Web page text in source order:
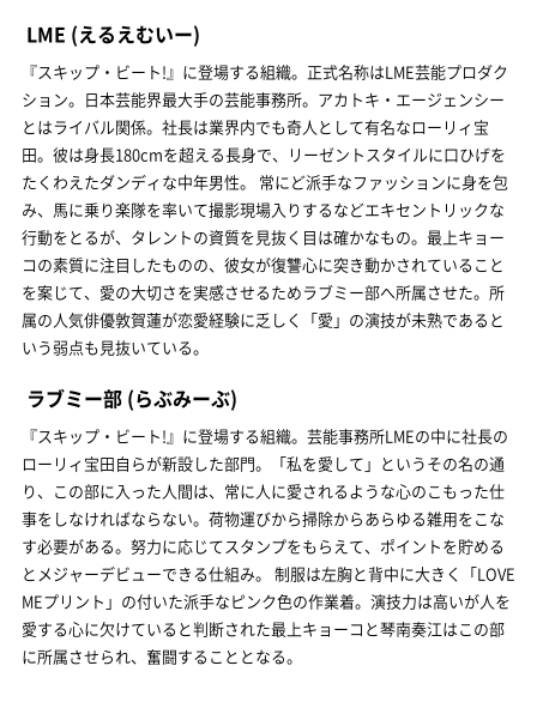
LME (えるえむいー)
『スキップ・ビート!』に登場する組織。正式名称はLME芸能プロダク
ション。日本芸能界最大手の芸能事務所。アカトキ・エージェンシー
とはライバル関係。社長は業界内でも奇人として有名なローリィ宝
田。彼は身長180cmを超える長身で、リーゼントスタイルに口ひげを
たくわえたダンディな中年男性。 常にど派手なファッションに身を包
み、馬に乗り楽隊を率いて撮影現場入りするなどエキセントリックな
行動をとるが、タレントの資質を見抜く目は確かなもの。最上キョー
コの素質に注目したものの、彼女が復讐心に突き動かされていること
を案じて、愛の大切さを実感させるためラブミー部へ所属させた。所
属の人気俳優敦賀蓮が恋愛経験に乏しく「愛」の演技が未熟であると
いう弱点も見抜いている。
ラブミー部 (らぶみーぶ)
『スキップ・ビート!』に登場する組織。芸能事務所LMEの中に社長の
ローリィ宝田自らが新設した部門。「私を愛して」というその名の通
り、この部に入った人間は、常に人に愛されるような心のこもった仕
事をしなければならない。荷物運びから掃除からあらゆる雑用をこな
す必要がある。努力に応じてスタンプをもらえて、ポイントを貯める
とメジャーデビューできる仕組み。 制服は左胸と背中に大きく「LOVE
MEプリント」の付いた派手なピンク色の作業着。演技力は高いが人を
愛する心に欠けていると判断された最上キョーコと琴南奏江はこの部
に所属させられ、奮闘することとなる。